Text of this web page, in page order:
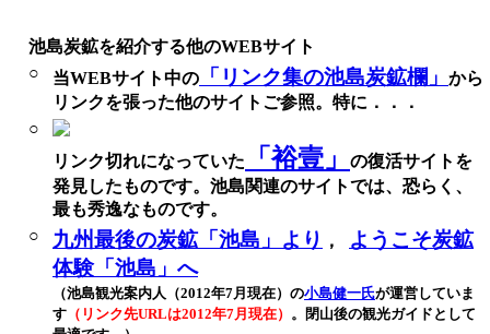
池島炭鉱を紹介する他のWEBサイト
○
当WEBサイト中の 「リンク集の池島炭鉱欄」 から
リンクを張った他のサイトご参照。特に．．．
○
リンク切れになっていた
「裕壹」
の復活サイトを
発見したものです。池島関連のサイトでは、恐らく、
最も秀逸なものです。
○
九州最後の炭鉱「池島」より ，
ようこそ炭鉱
体験「池島」へ
（池島観光案内人（2012年7月現在）の小島健一氏が運営していま
す （リンク先URLは2012年7月現在） 。閉山後の観光ガイドとして